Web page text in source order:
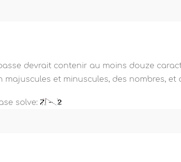
devrait contenir au moins douze
majuscules et minuscules, des nombres, et
solve: